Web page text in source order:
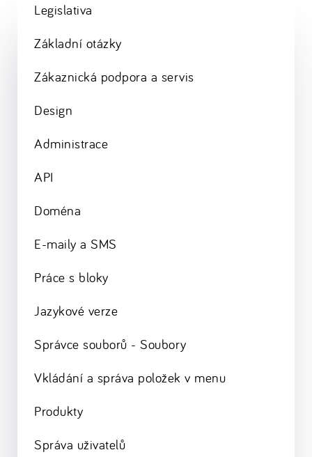
Legislativa
Základní otázky
Zákaznická podpora a servis
Design
Administrace
API
Doména
E-maily a SMS
Práce s bloky
Jazykové verze
Správce souborů - Soubory
Vkládání a správa položek v menu
Produkty
Správa uživatelů